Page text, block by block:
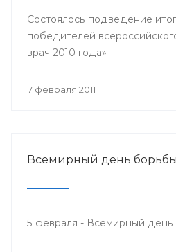
Состоялось подведение
победителей
врач 2010 года»
7 февраля 2011
Всемирный день
5 февраля - Всемирный день